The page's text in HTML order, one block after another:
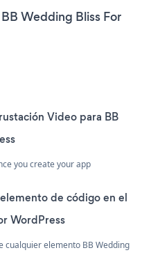
Wedding Bliss For
Video para BB
you create your app
de código en el
WordPress
cualquier elemento BB Wedding